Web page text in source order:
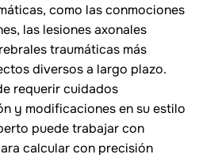
como las conmociones
las lesiones axonales
traumáticas más
diversos a largo plazo.
requerir cuidados
y modificaciones en su estilo
puede trabajar con
calcular con precisión